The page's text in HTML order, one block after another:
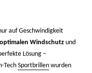
auf Geschwindigkeit
Windschutz und
Lösung –
TechSportbrillen wurden